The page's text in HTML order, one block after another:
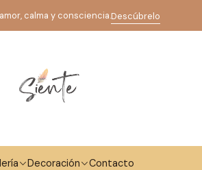
Decoración Contacto
calma y consciencia.Descúbrelo
Arte Espiritual SUELTO Y CONFIO
SUELTO Y
Mostrar stock de